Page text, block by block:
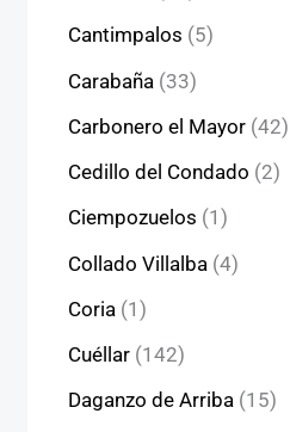
Cantimpalos (5)
Carabaña (33)
Carbonero el Mayor (42)
Cedillo del Condado (2)
Ciempozuelos (1)
Collado Villalba (4)
Coria (1)
Cuéllar (142)
Daganzo de Arriba (15)